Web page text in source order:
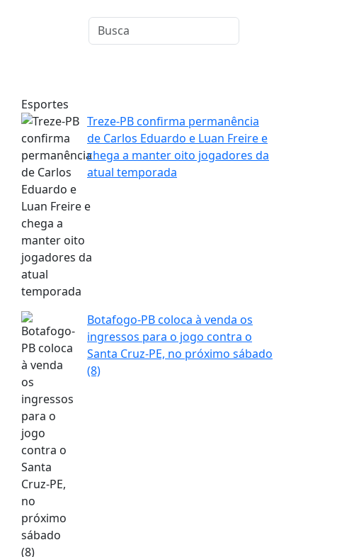
Esportes
Treze-PB confirma permanência
de Carlos Eduardo e Luan Freire e
chega a manter oito jogadores da
atual temporada
Botafogo-PB coloca à venda os
ingressos para o jogo contra o
Santa Cruz-PE, no próximo sábado
(8)